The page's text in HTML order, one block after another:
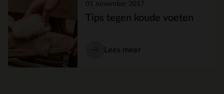
01 november 2017
Tips tegen koude voeten
Lees meer